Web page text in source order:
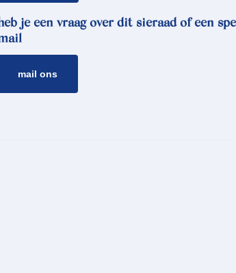
je een vraag over dit sieraad of een
mail ons